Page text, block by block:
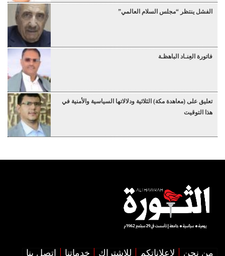
الفشل ينتظر “مجلس السلام العالمي”
فاتورة العِنـاد الباهظـة
تعليق على (معاهدة مكة) الثلاثية ودلالاتها السياسية والأمنية في
هذا التوقيت
من نحن لإعلاناتكم للإشتراك خدماتنا اتصل بنا